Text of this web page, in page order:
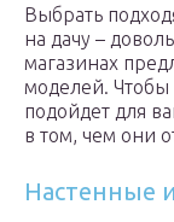
Выбрать
на дачу –
магазинах
моделей. Чтобы
подойдет для
в том, чем они
Настенные